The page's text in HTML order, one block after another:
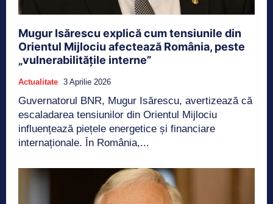
Mugur Isărescu explică cum tensiunile din
Orientul Mijlociu afectează România, peste
„vulnerabilitățile interne”
Actualitate 3 Aprilie 2026
Guvernatorul BNR, Mugur Isărescu, avertizează că
escaladarea tensiunilor din Orientul Mijlociu
influențează piețele energetice și financiare
internaționale. În România,...